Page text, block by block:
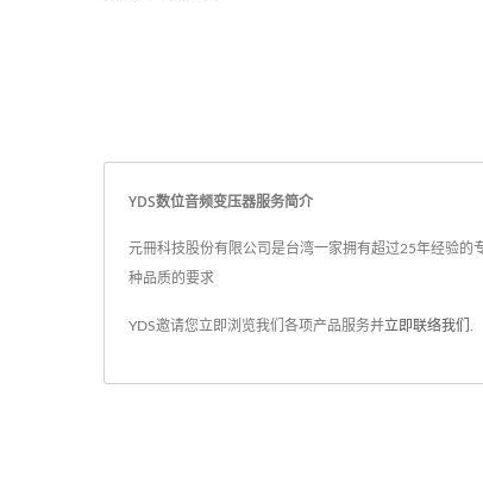
特
元
YDS数位音频变压器服务简介
元冊科技股份有限公司是台湾一家拥有超过25年经验的
种品质的要求
YDS邀请您立即浏览我们各项产品服务并立即联络我们